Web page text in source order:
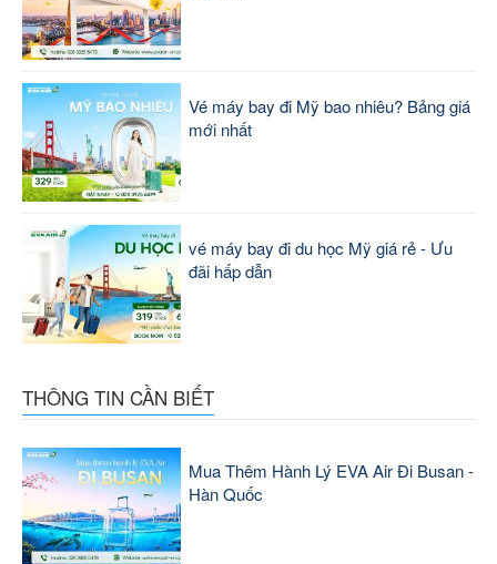
Vé máy bay đi Mỹ bao nhiêu? Bảng giá
mới nhất
vé máy bay đi du học Mỹ giá rẻ - Ưu
đãi hấp dẫn
THÔNG TIN CẦN BIẾT
Mua Thêm Hành Lý EVA Air Đi Busan -
Hàn Quốc